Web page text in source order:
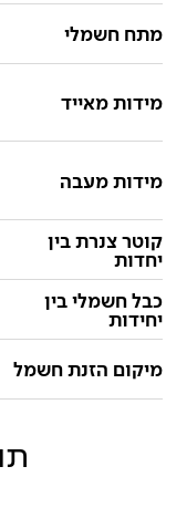
מתח חשמלי
מידות מאייד
מידות מעבה
קוטר צנרת בין
יחדות
כבל חשמלי בין
יחידות
מיקום הזנת חשמל